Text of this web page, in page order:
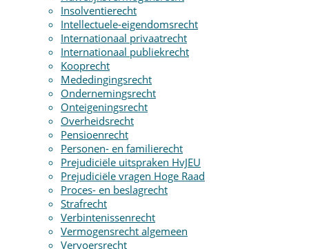
Insolventierecht
Intellectuele-eigendomsrecht
Internationaal privaatrecht
Internationaal publiekrecht
Kooprecht
Mededingingsrecht
Ondernemingsrecht
Onteigeningsrecht
Overheidsrecht
Pensioenrecht
Personen- en familierecht
Prejudiciële uitspraken HvJEU
Prejudiciële vragen Hoge Raad
Proces- en beslagrecht
Strafrecht
Verbintenissenrecht
Vermogensrecht algemeen
Vervoersrecht